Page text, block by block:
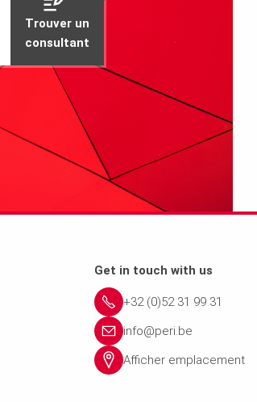
Trouver un
consultant
Get in touch with us
+32 (0)52 31 99 31
info@peri.be
Afficher emplacement